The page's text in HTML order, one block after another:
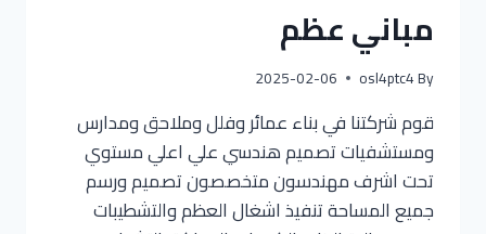
مباني عظم
By
osl4ptc4
2025-02-06
قوم شركتنا في بناء عمائر وفلل وملاحق ومدارس
ومستشفيات تصميم هندسي علي اعلي مستوي
تحت اشرف مهندسون متخصصون تصميم ورسم
جميع المساحة تنفيذ اشغال العظم والتشطيبات